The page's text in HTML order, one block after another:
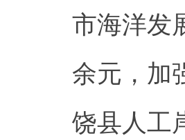
市海洋发
余元，加
饶县人工